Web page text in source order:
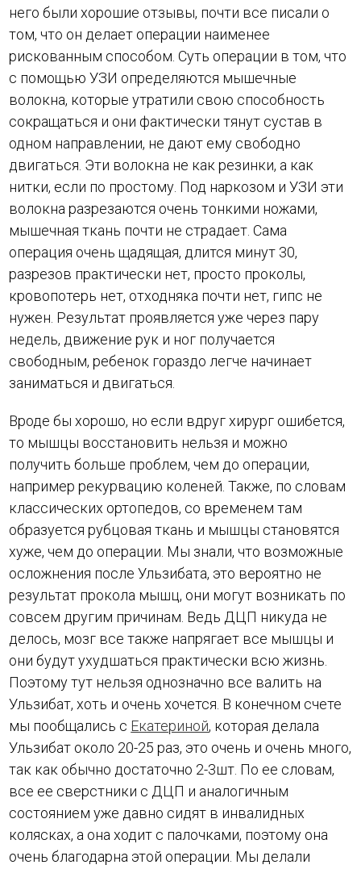
него были хорошие отзывы, почти все писали о
том, что он делает операции наименее
рискованным способом. Суть операции в том, что
с помощью УЗИ определяются мышечные
волокна, которые утратили свою способность
сокращаться и они фактически тянут сустав в
одном направлении, не дают ему свободно
двигаться. Эти волокна не как резинки, а как
нитки, если по простому. Под наркозом и УЗИ эти
волокна разрезаются очень тонкими ножами,
мышечная ткань почти не страдает. Сама
операция очень щадящая, длится минут 30,
разрезов практически нет, просто проколы,
кровопотерь нет, отходняка почти нет, гипс не
нужен. Результат проявляется уже через пару
недель, движение рук и ног получается
свободным, ребенок гораздо легче начинает
заниматься и двигаться.
Вроде бы хорошо, но если вдруг хирург ошибется,
то мышцы восстановить нельзя и можно
получить больше проблем, чем до операции,
например рекурвацию коленей. Также, по словам
классических ортопедов, со временем там
образуется рубцовая ткань и мышцы становятся
хуже, чем до операции. Мы знали, что возможные
осложнения после Ульзибата, это вероятно не
результат прокола мышц, они могут возникать по
совсем другим причинам. Ведь ДЦП никуда не
делось, мозг все также напрягает все мышцы и
они будут ухудшаться практически всю жизнь.
Поэтому тут нельзя однозначно все валить на
Ульзибат, хоть и очень хочется. В конечном счете
мы пообщались с Екатериной, которая делала
Ульзибат около 20-25 раз, это очень и очень много,
так как обычно достаточно 2-3шт. По ее словам,
все ее сверстники с ДЦП и аналогичным
состоянием уже давно сидят в инвалидных
колясках, а она ходит с палочками, поэтому она
очень благодарна этой операции. Мы делали